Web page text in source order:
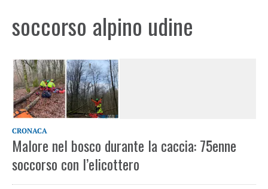
soccorso alpino udine
CRONACA
Malore nel bosco durante la caccia: 75enne
soccorso con l’elicottero